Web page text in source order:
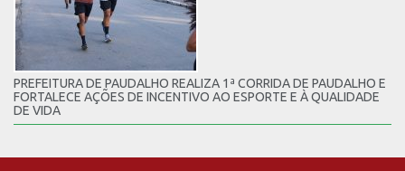
PREFEITURA DE PAUDALHO REALIZA 1ª CORRIDA DE PAUDALHO E
FORTALECE AÇÕES DE INCENTIVO AO ESPORTE E À QUALIDADE
DE VIDA